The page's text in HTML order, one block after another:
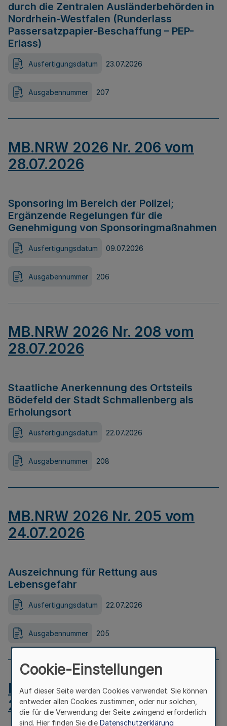
durch die Zentralen Ausländerbehörden in
Nordrhein-Westfalen (Runderlass
Passersatzpapier-Beschaffung – PEP-
Erlass)
Ausfertigungsdatum 23.07.2026
Ausgabennummer 207
MB.NRW 2026 Nr. 206 vom
28.07.2026
Sponsoring im Bereich der Polizei;
Ergänzende Regelungen für die
Genehmigung von Sponsoringmaßnahmen
Ausfertigungsdatum 09.07.2026
Ausgabennummer 206
MB.NRW 2026 Nr. 208 vom
28.07.2026
Staatliche Anerkennung des Ortsteils
Bödefeld der Stadt Schmallenberg als
Erholungsort
Ausfertigungsdatum 22.07.2026
Ausgabennummer 208
MB.NRW 2026 Nr. 205 vom
24.07.2026
Auszeichnung für Rettung aus
Lebensgefahr
Ausfertigungsdatum 22.07.2026
Ausgabennummer 205
MB.NRW 2026 Nr. 204 vom
24.07.2026
Cookie-Einstellungen
Auf dieser Seite werden Cookies verwendet. Sie können
entweder allen Cookies zustimmen, oder nur solchen,
die für die Verwendung der Seite zwingend erforderlich
sind. Hier finden Sie die Datenschutzerklärung